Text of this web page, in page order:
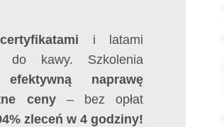
i latami
do kawy. Szkolenia
efektywną naprawę
ceny– bez opłat
zleceń w 4 godziny!